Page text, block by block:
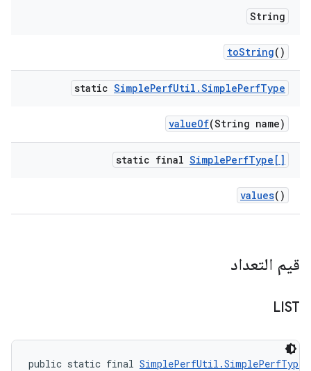
String
toString()
static SimplePerfUtil .SimplePerfType
valueOf(String name)
static final SimplePerfType[]
values()
قيم التعداد
LIST
public static final SimplePerfUtil.SimplePerfType